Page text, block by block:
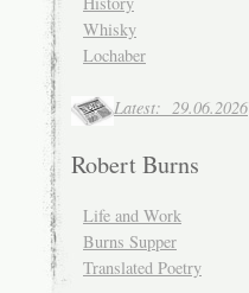
Whisky
Lochaber
Latest: 29.06.2026
Robert Burns
Life and Work
Burns Supper
Translated Poetry